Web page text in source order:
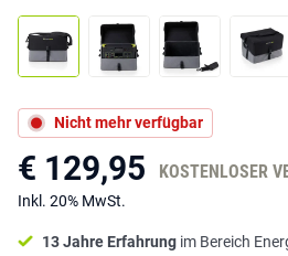
Nicht mehr verfügbar
€ 129,95 KOSTENLOSER
Inkl. 20% MwSt.
13 Jahre Erfahrung im Bereich